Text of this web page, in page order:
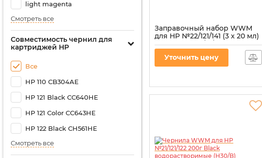
light magenta
Смотреть все
Совместимость чернил для
картриджей HP
Все
HP 110 CB304AE
HP 121 Black CC640HE
HP 121 Color CC643HE
HP 122 Black CH561HE
Смотреть все
Заправочный набор WWM
для HP №22/121/141 (3 x 20 мл)
3шт x 20 мл C/M/Y
водорастворимые (IR3.H34/C)
Артикул:IR3.H34/C
Уточнить цену